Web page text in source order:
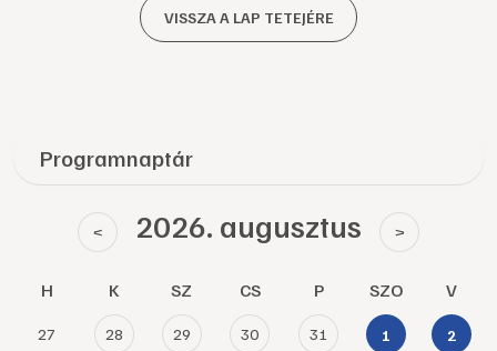
VISSZA A LAP TETEJÉRE
Programnaptár
< 2026. augusztus >
H K SZ CS P SZO V
27 28 29 30 31 1 2